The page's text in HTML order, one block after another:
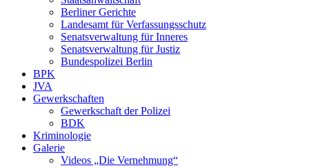
Berliner Gerichte
Landesamt für Verfassungsschutz
Senatsverwaltung für Inneres
Senatsverwaltung für Justiz
Bundespolizei Berlin
BPK
JVA
Gewerkschaften
Gewerkschaft der Polizei
BDK
Kriminologie
Galerie
Videos „Die Vernehmung“